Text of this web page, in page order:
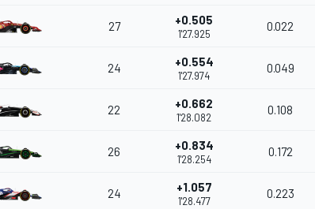
27 +0.505
1'27.925
0.022
24 +0.554
1'27.974
0.049
22 +0.662
1'28.082
0.108
26 +0.834
1'28.254
0.172
24 +1.057
1'28.477
0.223